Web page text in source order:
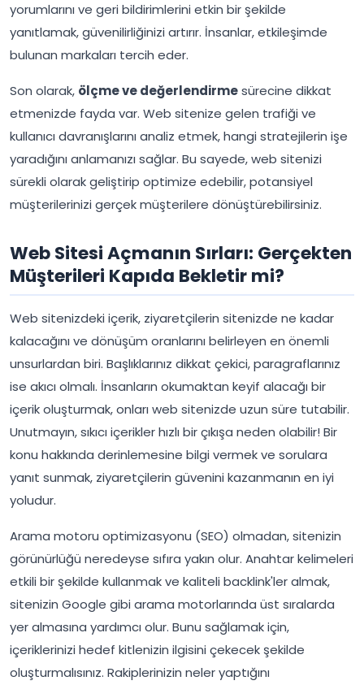
yorumlarını ve geri bildirimlerini etkin bir şekilde
yanıtlamak, güvenilirliğinizi artırır. İnsanlar, etkileşimde
bulunan markaları tercih eder.
Son olarak, ölçme ve değerlendirmesürecine dikkat
etmenizde fayda var. Web sitenize gelen trafiği ve
kullanıcı davranışlarını analiz etmek, hangi stratejilerin işe
yaradığını anlamanızı sağlar. Bu sayede, web sitenizi
sürekli olarak geliştirip optimize edebilir, potansiyel
müşterilerinizi gerçek müşterilere dönüştürebilirsiniz.
Web Sitesi Açmanın Sırları: Gerçekten
Müşterileri Kapıda Bekletir mi?
Web sitenizdeki içerik, ziyaretçilerin sitenizde ne kadar
kalacağını ve dönüşüm oranlarını belirleyen en önemli
unsurlardan biri. Başlıklarınız dikkat çekici, paragraflarınız
ise akıcı olmalı. İnsanların okumaktan keyif alacağı bir
içerik oluşturmak, onları web sitenizde uzun süre tutabilir.
Unutmayın, sıkıcı içerikler hızlı bir çıkışa neden olabilir! Bir
konu hakkında derinlemesine bilgi vermek ve sorulara
yanıt sunmak, ziyaretçilerin güvenini kazanmanın en iyi
yoludur.
Arama motoru optimizasyonu (SEO) olmadan, sitenizin
görünürlüğü neredeyse sıfıra yakın olur. Anahtar kelimeleri
etkili bir şekilde kullanmak ve kaliteli backlink'ler almak,
sitenizin Google gibi arama motorlarında üst sıralarda
yer almasına yardımcı olur. Bunu sağlamak için,
içeriklerinizi hedef kitlenizin ilgisini çekecek şekilde
oluşturmalısınız. Rakiplerinizin neler yaptığını